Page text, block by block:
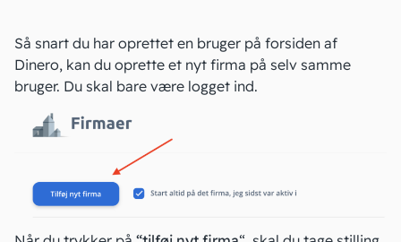
Så snart du har oprettet en bruger på forsiden af
Dinero, kan du oprette et nyt firma på selv samme
bruger. Du skal bare være logget ind.